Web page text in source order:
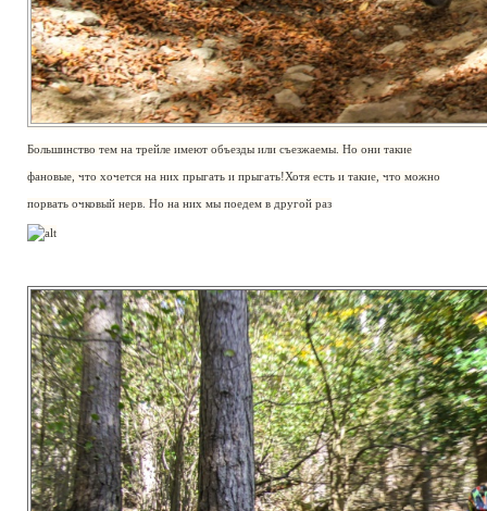
Большинство тем на трейле имеют объезды или съезжаемы. Но они такие
фановые, что хочется на них прыгать и прыгать!Хотя есть и такие, что можно
порвать очковый нерв. Но на них мы поедем в другой раз